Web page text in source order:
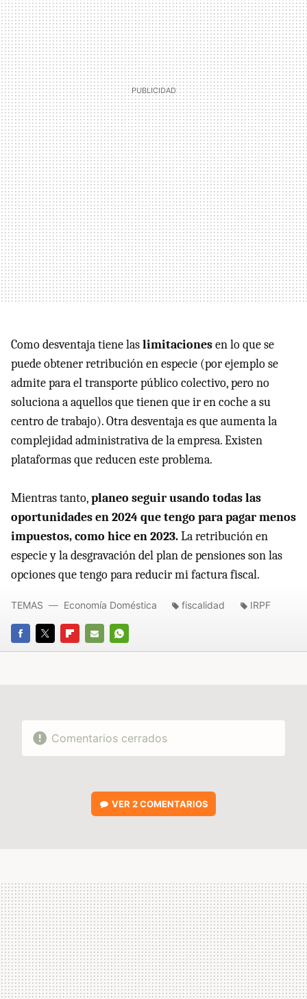
Como desventaja tiene laslimitacionesen lo que se
puede obtener retribución en especie (por ejemplo se
admite para el transporte público colectivo, pero no
soluciona a aquellos que tienen que ir en coche a su
centro de trabajo). Otra desventaja es que aumenta la
complejidad administrativa de la empresa. Existen
plataformas que reducen este problema.
Mientras tanto,planeo seguir usando todas las
oportunidades en 2024 que tengo para pagar menos
impuestos, como hice en 2023.La retribución en
especie y la desgravación del plan de pensiones son las
opciones que tengo para reducir mi factura fiscal.
FACEBOOK
TWITTERFLIPBOARD
E-
WHATSAPP
TEMAS Economía Doméstica fiscalidad IRPF
Comentarios cerrados
VER2 COMENTARIOS